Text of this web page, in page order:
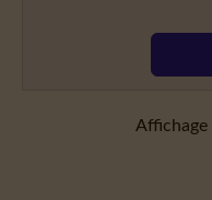
Affichage